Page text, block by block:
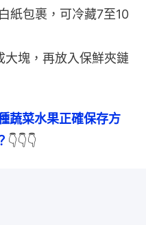
紙包裹，可冷藏7至10
塊，再放入保鮮夾鏈
蔬菜水果正確保存方
👇👇👇